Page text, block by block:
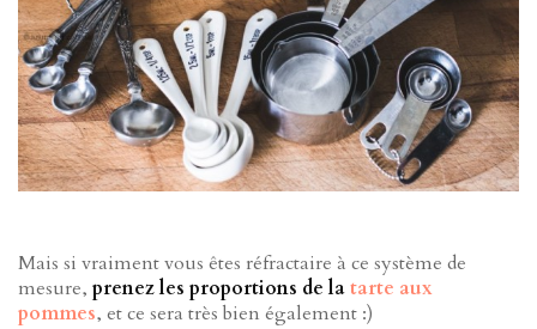
Mais si vraiment vous êtes réfractaire à ce système de
mesure, prenez les proportions de latarte aux
pommes, et ce sera très bien également :)